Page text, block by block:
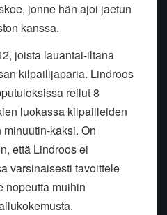
jonne hän ajoi jaetun
kanssa.
joista lauantai-iltana
kilpailijaparia. Lindroos
reilut 8
luokassa kilpailleiden
kaksi. On
että Lindroos ei
varsinaisesti tavoittele
nopeutta muihin